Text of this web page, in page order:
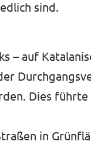
sind.
– auf
Dies führte
in